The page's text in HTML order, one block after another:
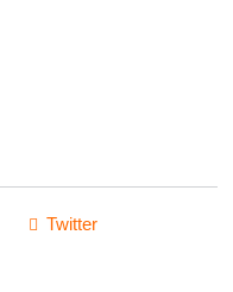
Twitter